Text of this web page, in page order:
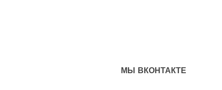
МЫ ВКОНТАКТЕ